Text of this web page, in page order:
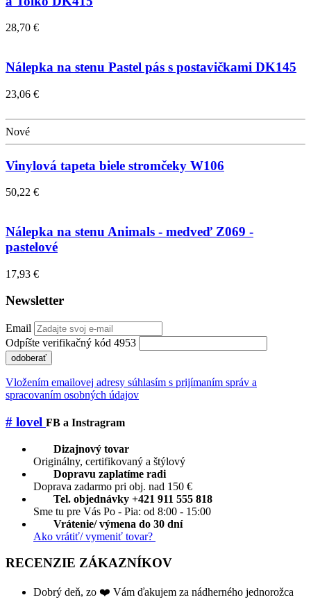
28,70 €
Nálepka na stenu Pastel pás s postavičkami DK145
23,06 €
Nové
Vinylová tapeta biele stromčeky W106
50,22 €
Nálepka na stenu Animals - medveď Z069 -
pastelové
17,93 €
Newsletter
Email
Odpíšte verifikačný kód 4953
odoberať
Vložením emailovej adresy súhlasím s prijímaním správ a
spracovaním osobných údajov
# lovel FB a Instragram
Dizajnový tovar
Originálny, certifikovaný a štýlový
Dopravu zaplatíme radi
Doprava zadarmo pri obj. nad 150 €
Tel. objednávky +421 911 555 818
Sme tu pre Vás Po - Pia: od 8:00 - 15:00
Vrátenie/ výmena do 30 dní
Ako vrátiť/ vymeniť tovar?
RECENZIE ZÁKAZNÍKOV
Dobrý deň, zo ❤️ Vám ďakujem za nádherného jednorožca